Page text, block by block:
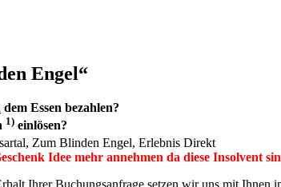
Engel“
dem Essen bezahlen?
1) einlösen?
Zum Blinden Engel, Erlebnis Direkt
Idee mehr annehmen da diese Insolvent